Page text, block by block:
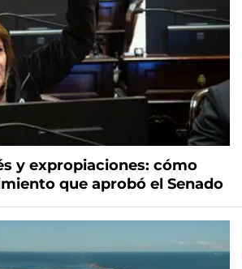
y expropiaciones: cómo
que aprobó el Senado